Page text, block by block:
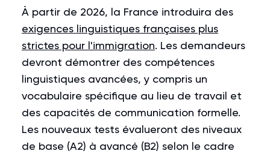
À partir de 2026, la France introduira des
exigences linguistiques françaises plus
strictes pour l'immigration. Les demandeurs
devront démontrer des compétences
linguistiques avancées, y compris un
vocabulaire spécifique au lieu de travail et
des capacités de communication formelle.
Les nouveaux tests évalueront des niveaux
de base (A2) à avancé (B2) selon le cadre